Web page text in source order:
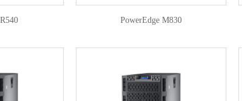
PowerEdge M830